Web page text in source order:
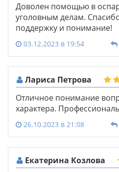
Доволен помощью в
уголовным делам.
поддержку и понимание!
03.12.2023 в 19:54
Лариса Петрова
Отличное понимание
характера.
26.10.2023 в 21:08
Екатерина Козлова